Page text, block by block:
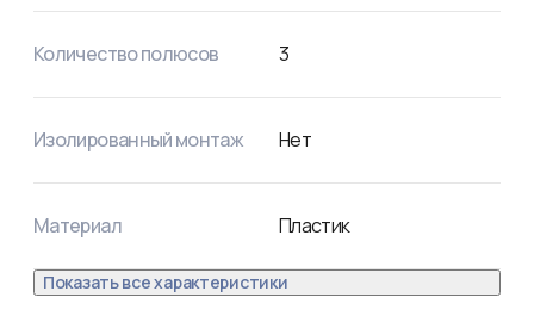
Количество полюсов 3
Изолированный монтаж Нет
Материал Пластик
Показать все характеристики